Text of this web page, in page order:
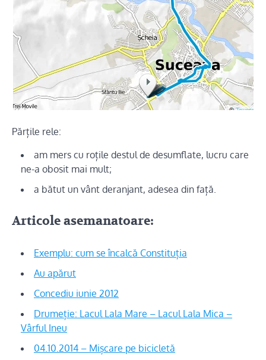
Părțile rele:
am mers cu roțile destul de desumflate, lucru care
ne-a obosit mai mult;
a bătut un vânt deranjant, adesea din față.
Articole asemanatoare:
Exemplu: cum se încalcă Constituția
Au apărut
Concediu iunie 2012
Drumeție: Lacul Lala Mare – Lacul Lala Mica –
Vârful Ineu
04.10.2014 – Mișcare pe bicicletă